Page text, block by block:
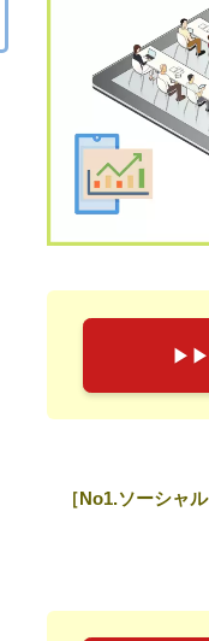
▶︎▶︎
［No1.ソーシャ